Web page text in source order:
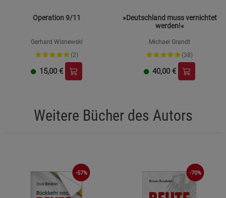
Operation 9/11
Gerhard Wisnewski
(2)
15,00 €
»Deutschland muss vernichtet
werden!«
Michael Grandt
(38)
40,00 €
Weitere Bücher des Autors
-57% -70%